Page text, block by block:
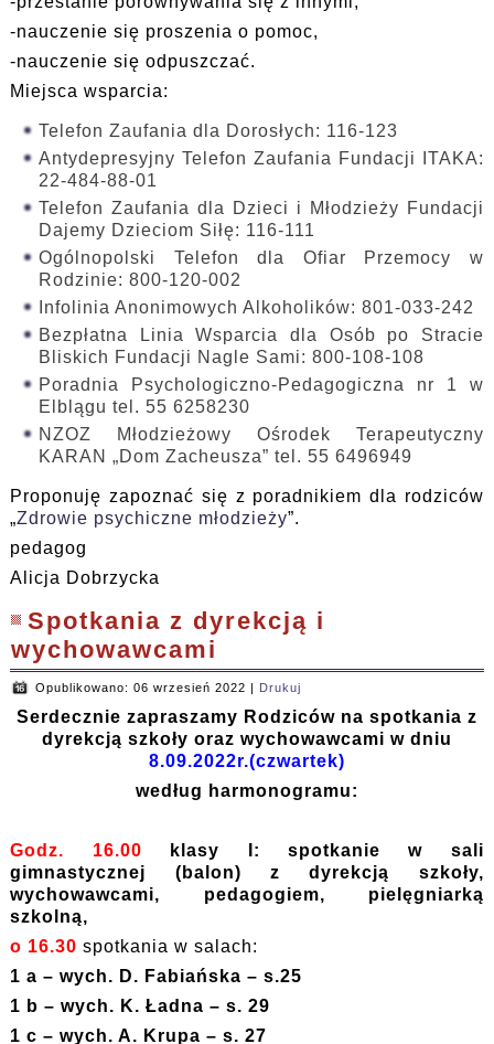
-nauczenie się proszenia o pomoc,
-nauczenie się odpuszczać.
Miejsca wsparcia:
Telefon Zaufania dla Dorosłych: 116-123
Antydepresyjny Telefon Zaufania Fundacji ITAKA:
22-484-88-01
Telefon Zaufania dla Dzieci i Młodzieży Fundacji
Dajemy Dzieciom Siłę: 116-111
Ogólnopolski Telefon dla Ofiar Przemocy w
Rodzinie: 800-120-002
Infolinia Anonimowych Alkoholików: 801-033-242
Bezpłatna Linia Wsparcia dla Osób po Stracie
Bliskich Fundacji Nagle Sami: 800-108-108
Poradnia Psychologiczno-Pedagogiczna nr 1 w
Elblągu tel. 55 6258230
NZOZ Młodzieżowy Ośrodek Terapeutyczny
KARAN „Dom Zacheusza” tel. 55 6496949
Proponuję zapoznać się z poradnikiem dla rodziców
„Zdrowie psychiczne młodzieży”.
pedagog
Alicja Dobrzycka
Spotkania z dyrekcją i
wychowawcami
Opublikowano: 06 wrzesień 2022 | Drukuj
Serdecznie zapraszamy Rodziców na spotkania z
dyrekcją szkoły oraz wychowawcami w dniu
8.09.2022r.(czwartek)
według harmonogramu:
Godz. 16.00 klasy I: spotkanie w sali
gimnastycznej (balon) z dyrekcją szkoły,
wychowawcami, pedagogiem, pielęgniarką
szkolną,
o 16.30 spotkania w salach:
1 a – wych. D. Fabiańska – s.25
1 b – wych. K. Ładna – s. 29
1 c – wych. A. Krupa – s. 27